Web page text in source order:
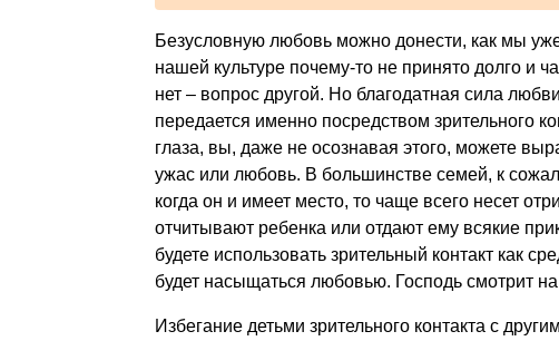
Безусловную любовь можно донести, как мы
нашей культуре почему-то не принято долго и
нет – вопрос другой. Но благодатная сила
передается именно посредством зрительного
глаза, вы, даже не осознавая этого, можете
ужас или любовь. В большинстве семей, к
когда он и имеет место, то чаще всего несет
отчитывают ребенка или отдают ему всякие
будете использовать зрительный контакт как
будет насыщаться любовью. Господь смотрит
Избегание детьми зрительного контакта с